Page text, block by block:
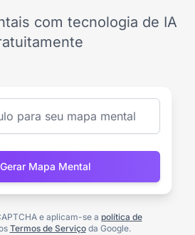
com tecnologia de IA
Gerar Mapa Mental
e aplicam-se a política de
Termos de Serviçoda Google.